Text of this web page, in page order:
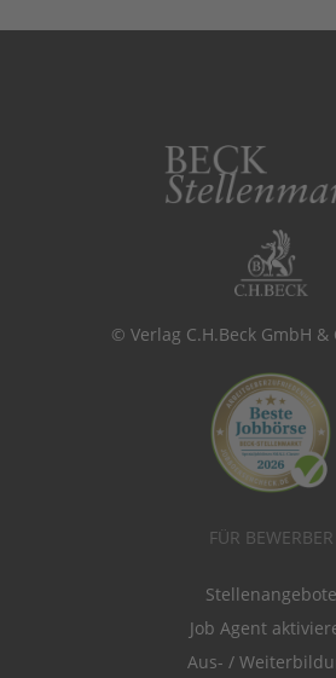
© Verlag C.H.Beck GmbH &
FÜR BEWERBER
Stellenangebote
Job Agent
Aus- /